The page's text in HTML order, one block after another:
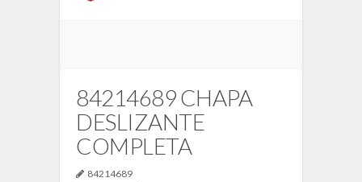
84214689 CHAPA
DESLIZANTE
COMPLETA
84214689